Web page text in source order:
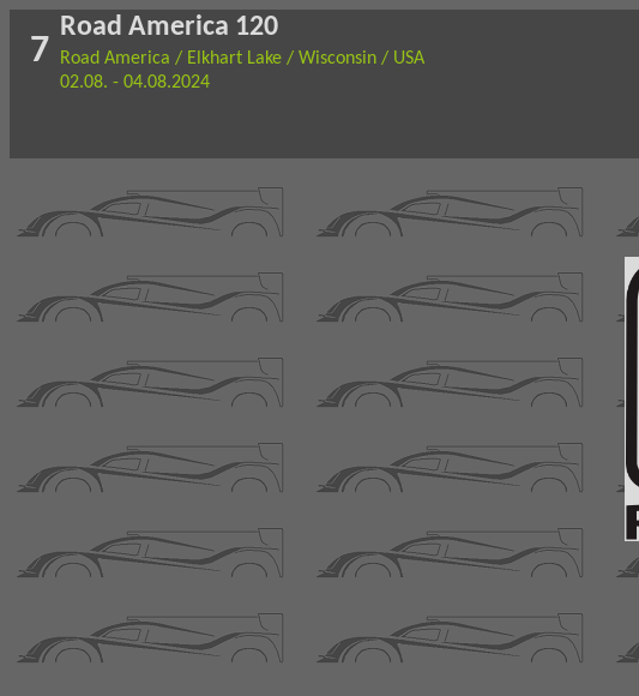
7
Road America 120
Road America / Elkhart Lake / Wisconsin / USA
02.08. - 04.08.2024